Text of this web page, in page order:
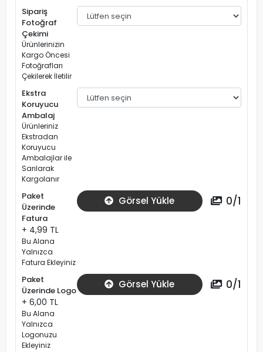
Sipariş
Fotoğraf
Çekimi
Ürünlerinizin
Kargo Öncesi
Fotoğrafları
Çekilerek İletilir
Ekstra
Koruyucu
Ambalaj
Ürünleriniz
Ekstradan
Koruyucu
Ambalajlar ile
Sarılarak
Kargolanır
Paket
Üzerinde
Fatura
+ 4,99 TL
Bu Alana
Yalnızca
Fatura Ekleyiniz
Görsel Yükle 0/1
Paket
Üzerinde Logo
+ 6,00 TL
Bu Alana
Yalnızca
Logonuzu
Ekleyiniz
Görsel Yükle 0/1